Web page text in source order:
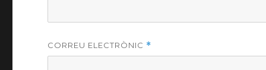
CORREU ELECTRÒNIC *